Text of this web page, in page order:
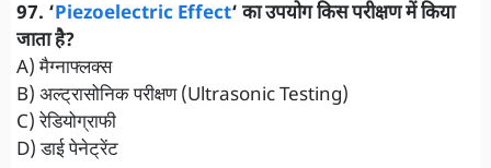
97. ‘Piezoelectric Effect‘ का उपयोग किस परीक्षण में किया
जाता है?
A) मैग्नाफ्लक्स
B) अल्ट्रासोनिक परीक्षण (Ultrasonic Testing)
C) रेडियोग्राफी
D) डाई पेनेट्रेंट